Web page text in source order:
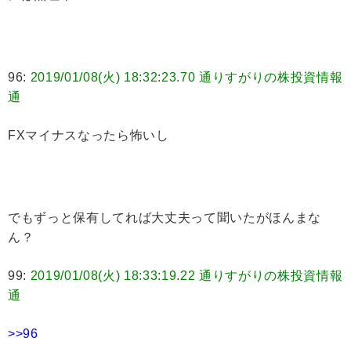
96: 2019/01/08(火) 18:32:23.70 通りすがりの株投資情報
通
FXマイナスなったら怖いし
でもずっと保有してれば大丈夫って聞いたがほんまな
ん？
99: 2019/01/08(火) 18:33:19.22 通りすがりの株投資情報
通
>>96